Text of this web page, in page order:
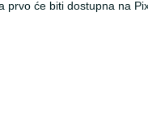
prvo će biti dostupna na